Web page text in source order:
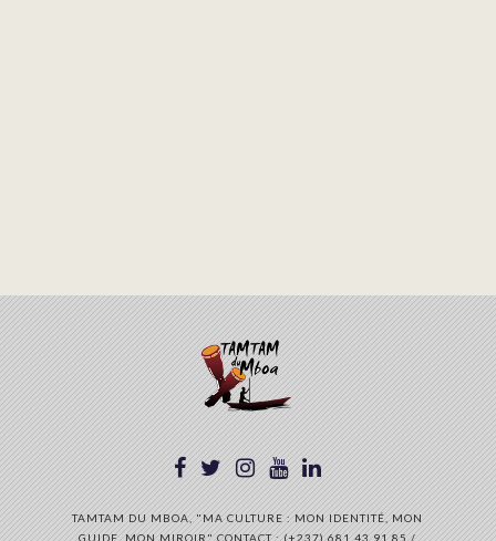
TAMTAM DU MBOA, "MA CULTURE : MON IDENTITÉ, MON
GUIDE, MON MIROIR" CONTACT : (+237) 681 43 91 85 /